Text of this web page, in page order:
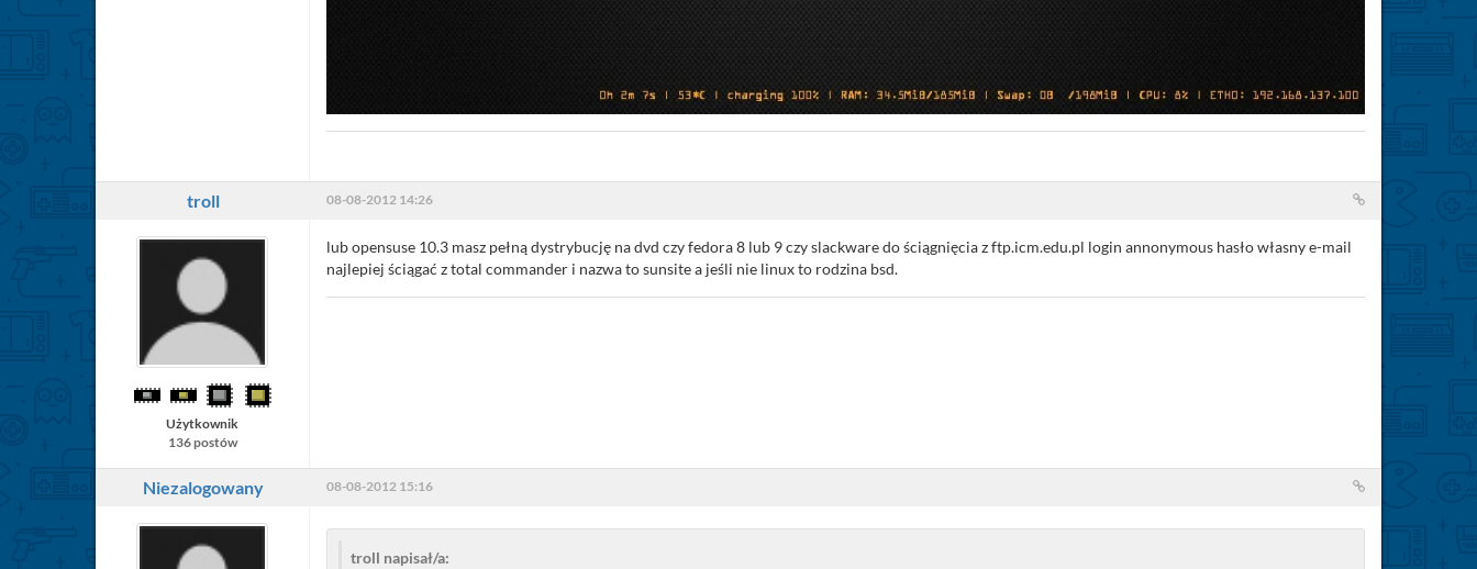
troll 08-08-2012 14:26
Użytkownik
136 postów
lub opensuse 10.3 masz pełną dystrybucję na dvd czy fedora 8 lub 9 czy slackware do ściągnięcia z ftp.icm.edu.pl login annonymous hasło własny e-mail
najlepiej ściągać z total commander i nazwa to sunsite a jeśli nie linux to rodzina bsd.
Niezalogowany 08-08-2012 15:16
troll napisał/a: